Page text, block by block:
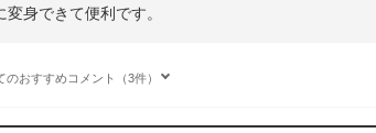
身できて便利です。
のおすすめコメント（3件）